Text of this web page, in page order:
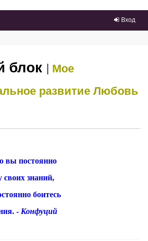
Вход
блок | Мое
развитиеЛюбовь
вы постоянно
знаний,
боитесь
- Конфуций